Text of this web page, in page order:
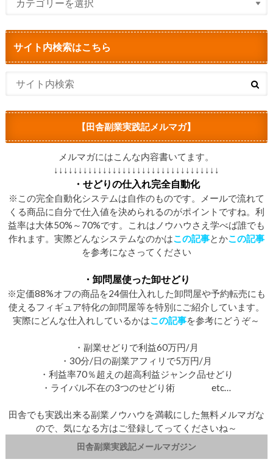
サイト内検索はこちら
【田舎副業実践記メルマガ】
メルマガにはこんな内容書いてます。
↓↓↓↓↓↓↓↓↓↓↓↓↓↓↓↓↓↓↓↓↓↓↓↓↓↓↓↓↓↓↓↓↓↓
・せどりの仕入れ完全自動化
※この完全自動化システムは自作のものです。メールで流れて
くる商品に自分で仕入値を決められるのがポイントですね。利
益率は大体50%～70%です。これはノウハウさえ学べば誰でも
作れます。実際どんなシステムなのかはこの記事とかこの記事
を参考になさってください
・卸問屋使った卸せどり
※定価88%オフの商品を24個仕入れした卸問屋や予約転売にも
使えるフィギュア特化の卸問屋等を特別にご紹介しています。
実際にどんな仕入れしているかはこの記事を参考にどうぞ～
・副業せどりで利益60万円/月
・30分/日の副業アフィリで5万円/月
・利益率70％超えの超高利益ジャンク品せどり
・ライバル不在の3つのせどり術 etc…
田舎でも実践出来る副業ノウハウを満載にした無料メルマガな
ので、気になる方はご登録してってくださいね～
田舎副業実践記メールマガジン